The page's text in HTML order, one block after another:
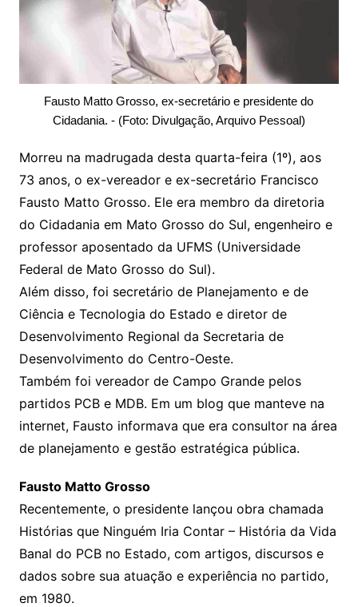
Fausto Matto Grosso, ex-secretário e presidente do
Cidadania. - (Foto: Divulgação, Arquivo Pessoal)
Morreu na madrugada desta quarta-feira (1º), aos
73 anos, o ex-vereador e ex-secretário Francisco
Fausto Matto Grosso. Ele era membro da diretoria
do Cidadania em Mato Grosso do Sul, engenheiro e
professor aposentado da UFMS (Universidade
Federal de Mato Grosso do Sul).
Além disso, foi secretário de Planejamento e de
Ciência e Tecnologia do Estado e diretor de
Desenvolvimento Regional da Secretaria de
Desenvolvimento do Centro-Oeste.
Também foi vereador de Campo Grande pelos
partidos PCB e MDB. Em um blog que manteve na
internet, Fausto informava que era consultor na área
de planejamento e gestão estratégica pública.
Fausto Matto Grosso
Recentemente, o presidente lançou obra chamada
Histórias que Ninguém Iria Contar – História da Vida
Banal do PCB no Estado, com artigos, discursos e
dados sobre sua atuação e experiência no partido,
em 1980.